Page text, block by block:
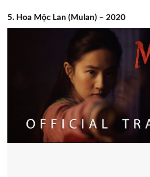
5. Hoa Mộc Lan (Mulan) – 2020